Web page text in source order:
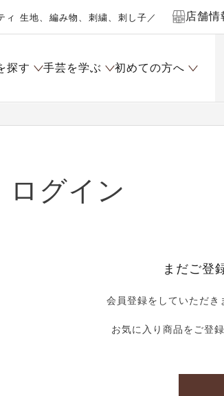
ィ 生地、編み物、刺繍、刺し子／ 店舗情
探す 手芸を学ぶ 初めての方へ
ログイン
まだご登
会員登録をしていただき
お気に入り商品をご登